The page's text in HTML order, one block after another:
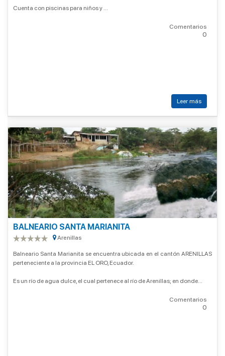
Cuenta con piscinas para niños y ...
Comentarios
0
Leer más
BALNEARIO SANTA MARIANITA
Arenillas
Balneario Santa Marianita se encuentra ubicada en el cantón ARENILLAS
perteneciente a la provincia EL ORO, Ecuador.
Es un río de agua dulce, el cual pertenece al río de Arenillas; en donde...
Comentarios
0